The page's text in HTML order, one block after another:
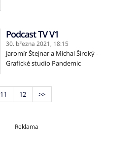
Podcast TV V1
30. března 2021, 18:15
Jaromír Štejnar a Michal Široký -
Grafické studio Pandemic
11 12 >>
Reklama